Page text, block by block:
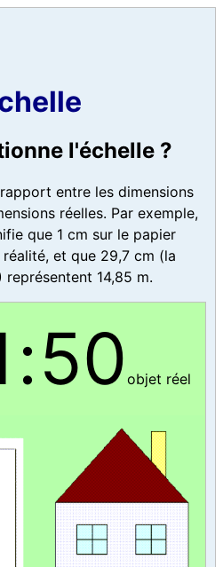
l'échelle ?
entre les dimensions
réelles. Par exemple,
que 1 cm sur le papier
et que 29,7 cm (la
14,85 m.
:50 objet réel